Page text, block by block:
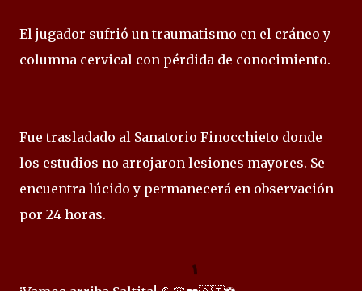
El jugador sufrió un traumatismo en el cráneo y
columna cervical con pérdida de conocimiento.
Fue trasladado al Sanatorio Finocchieto donde
los estudios no arrojaron lesiones mayores. Se
encuentra lúcido y permanecerá en observación
por 24 horas.